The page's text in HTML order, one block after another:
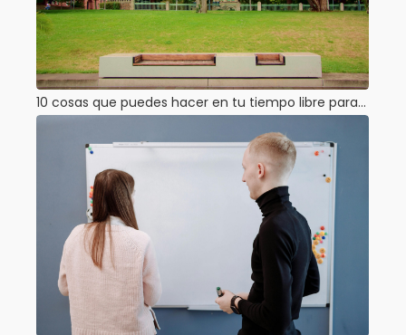
10 cosas que puedes hacer en tu tiempo libre para…